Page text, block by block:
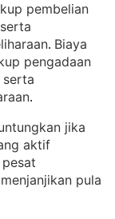
pembelian
. Biaya
pengadaan
.
jika
aktif
pula